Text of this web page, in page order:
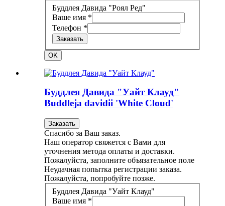
Буддлея Давида "Роял Ред"
Ваше имя *
Телефон *
Заказать
OK
Буддлея Давида "Уайт Клауд"
Buddleja davidii 'White Cloud'
Заказать
Спасибо за Ваш заказ.
Наш оператор свяжется с Вами для
уточнения метода оплаты и доставки.
Пожалуйста, заполните объязательное поле
Неудачная попытка регистрации заказа.
Пожалуйста, попробуйте позже.
Буддлея Давида "Уайт Клауд"
Ваше имя *